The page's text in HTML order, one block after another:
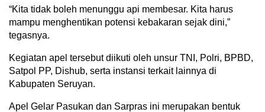
“Kita tidak boleh menunggu api membesar. Kita harus
mampu menghentikan potensi kebakaran sejak dini,”
tegasnya.
Kegiatan apel tersebut diikuti oleh unsur TNI, Polri, BPBD,
Satpol PP, Dishub, serta instansi terkait lainnya di
Kabupaten Seruyan.
Apel Gelar Pasukan dan Sarpras ini merupakan bentuk